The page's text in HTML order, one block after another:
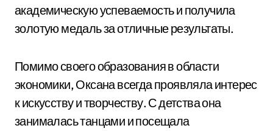
академическую успеваемость и получила
золотую медаль за отличные результаты.
Помимо своего образования в области
экономики, Оксана всегда проявляла интерес
к искусству и творчеству. С детства она
занималась танцами и посещала